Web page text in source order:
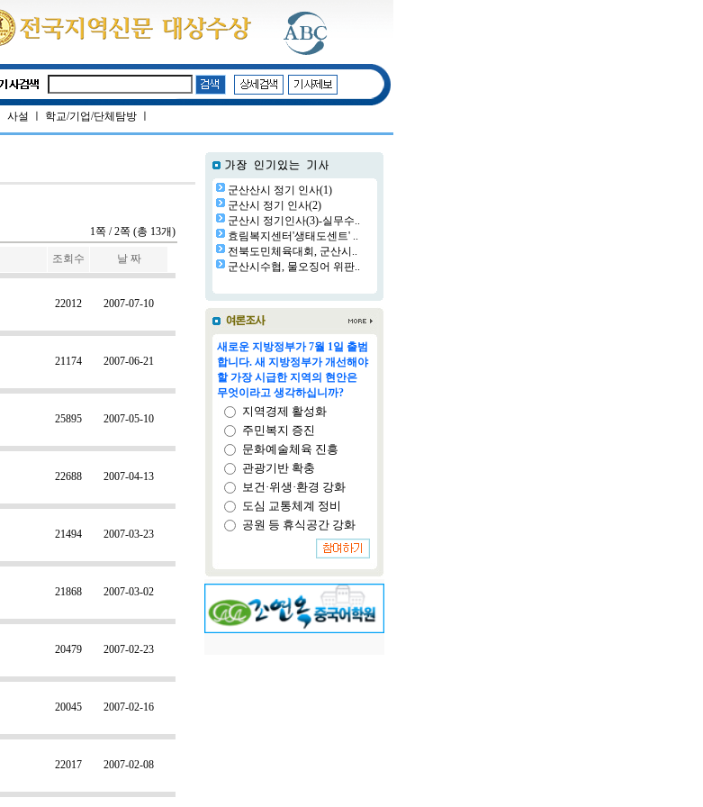
사설 학교/기업/단체탐방
1쪽 / 2쪽 (총 13개)
조회수 날 짜
22012 2007-07-10
21174 2007-06-21
25895 2007-05-10
22688 2007-04-13
21494 2007-03-23
21868 2007-03-02
20479 2007-02-23
20045 2007-02-16
22017 2007-02-08
군산산시 정기 인사(1)
군산시 정기 인사(2)
군산시 정기인사(3)-실무수..
효림복지센터'생태도센트' ..
전북도민체육대회, 군산시..
군산시수협, 물오징어 위판..
새로운 지방정부가 7월 1일 출범
합니다. 새 지방정부가 개선해야
할 가장 시급한 지역의 현안은
무엇이라고 생각하십니까?
지역경제 활성화
주민복지 증진
문화예술체육 진흥
관광기반 확충
보건·위생·환경 강화
도심 교통체계 정비
공원 등 휴식공간 강화